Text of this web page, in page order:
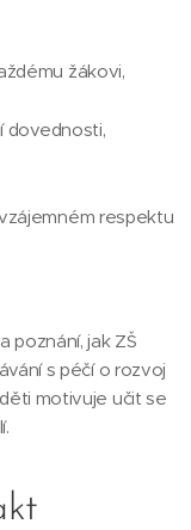
žákovi,
dovednosti,
respektu
poznání, jak ZŠ
s péčí o rozvoj
motivuje učit se